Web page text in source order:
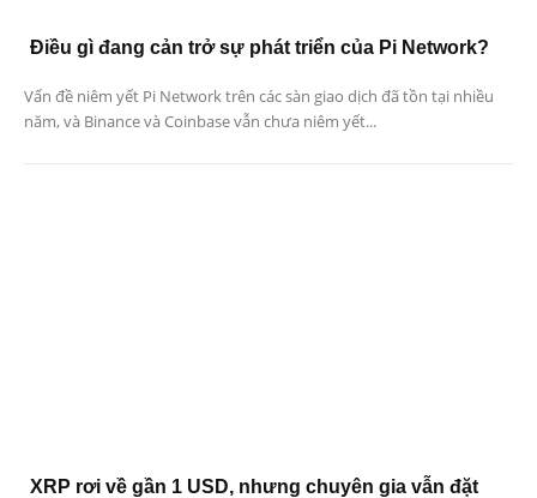
Điều gì đang cản trở sự phát triển của Pi Network?
Vấn đề niêm yết Pi Network trên các sàn giao dịch đã tồn tại nhiều
năm, và Binance và Coinbase vẫn chưa niêm yết...
XRP rơi về gần 1 USD, nhưng chuyên gia vẫn đặt